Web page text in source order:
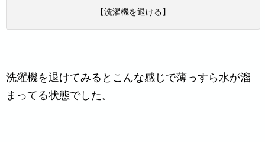
【洗濯機を退ける】
洗濯機を退けてみるとこんな感じで薄っすら水が溜
まってる状態でした。